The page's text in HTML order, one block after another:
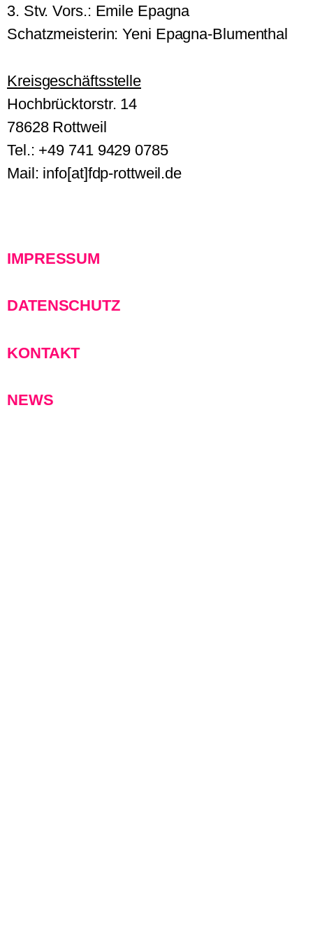
3. Stv. Vors.: Emile Epagna
Schatzmeisterin: Yeni Epagna-Blumenthal
Kreisgeschäftsstelle
Hochbrücktorstr. 14
78628 Rottweil
Tel.: +49 741 9429 0785
Mail: info[at]fdp-rottweil.de
IMPRESSUM
DATENSCHUTZ
KONTAKT
NEWS